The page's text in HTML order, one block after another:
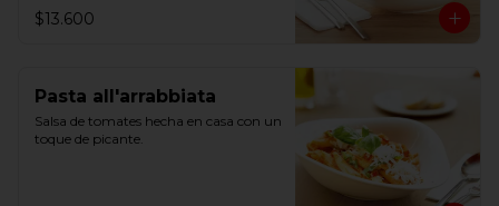
$13.600
Pasta all'arrabbiata
Salsa de tomates hecha en casa con un
toque de picante.